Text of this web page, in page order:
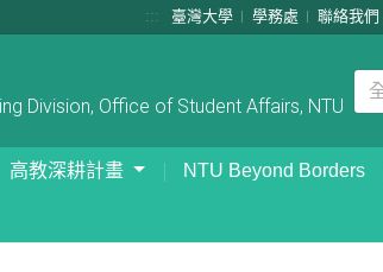
::: 臺灣大學 學務處 聯絡我們
Division, Office of Student Affairs, NTU
高教深耕計畫 NTU Beyond Borders